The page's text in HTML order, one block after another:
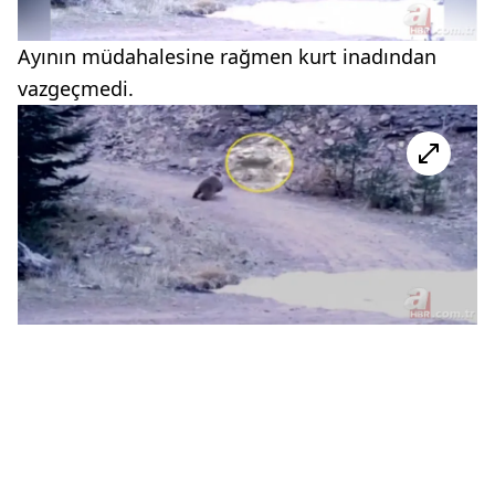
Ayının müdahalesine rağmen kurt inadından
vazgeçmedi.